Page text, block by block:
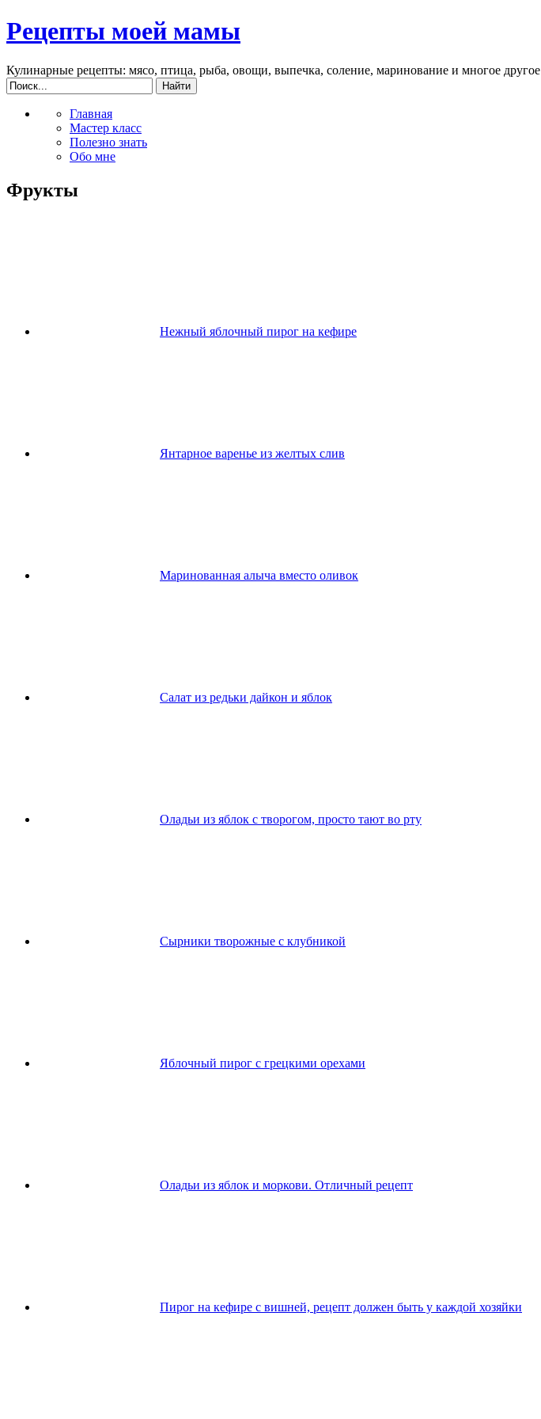
Рецепты моей мамы
Кулинарные рецепты: мясо, птица, рыба, овощи, выпечка, соление, маринование и многое другое
Главная
Мастер класс
Полезно знать
Обо мне
Фрукты
Нежный яблочный пирог на кефире
Янтарное варенье из желтых слив
Маринованная алыча вместо оливок
Салат из редьки дайкон и яблок
Оладьи из яблок с творогом, просто тают во рту
Сырники творожные с клубникой
Яблочный пирог с грецкими орехами
Оладьи из яблок и моркови. Отличный рецепт
Пирог на кефире с вишней, рецепт должен быть у каждой хозяйки